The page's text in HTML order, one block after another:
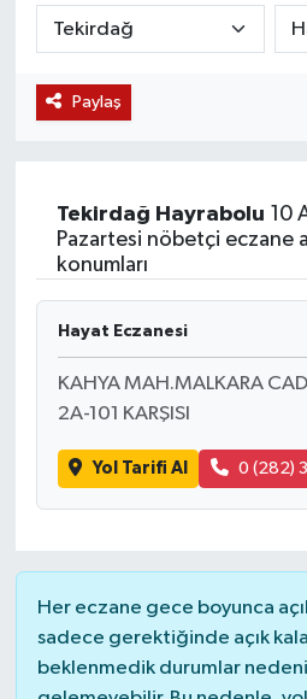
Paylaş
Tekirdağ Hayrabolu 10
Pazartesi nöbetçi eczane
konumları
Hayat Eczanesi
KAHYA MAH.MALKARA
2A-101 KARŞISI
Yol Tarifi Al 0 (282)
Her eczane gece boyunca
sadece gerektiğinde açık
beklenmedik durumlar
KÜLTÜR SANAT
YAŞAM
SARIGÖL
SARUHANLI
KIRKAĞAÇ
GÖRDES
KÖPRÜBAŞI
KÖPRÜBAŞI
KULA
SARIGÖL
SELENDİ
SOMA
EKONOMİ
EĞİTİM
SPOR
BİLİM VE TEKNOLOJİ
YAZARLAR
MANİSA'YI KEŞFET
TÜRKİYE'DE TREND